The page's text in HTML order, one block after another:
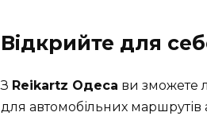
Відкрийте для
З Reikartz Одеса ви зможете
для автомобільних